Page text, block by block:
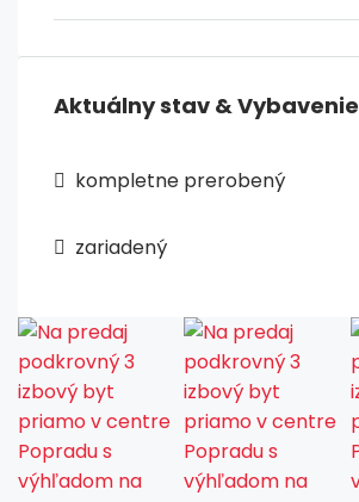
Aktuálny stav & Vybavenie
kompletne prerobený
zariadený